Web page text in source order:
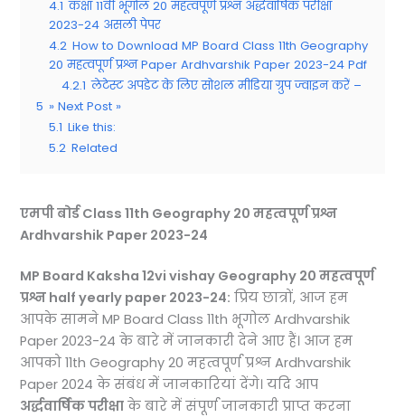
4.1 कक्षा 11वीं भूगोल 20 महत्वपूर्ण प्रश्न अर्द्धवार्षिक परीक्षा
2023-24 असली पेपर
4.2 How to Download MP Board Class 11th Geography
20 महत्वपूर्ण प्रश्न Paper Ardhvarshik Paper 2023-24 Pdf
4.2.1 लेटेस्ट अपडेट के लिए सोशल मीडिया ग्रुप ज्वाइन करें –
5 » Next Post »
5.1 Like this:
5.2 Related
एमपी बोर्डClass 11th Geography 20 महत्वपूर्ण प्रश्न
Ardhvarshik Paper 2023-24
MP Board Kaksha 12vi vishay Geography 20 महत्वपूर्ण
प्रश्न half yearly paper 2023-24: प्रिय छात्रों, आज हम
आपके सामने MP Board Class 11th भूगोल Ardhvarshik
Paper 2023-24 के बारे में जानकारी देने आए हैं। आज हम
आपको 11th Geography 20 महत्वपूर्ण प्रश्न Ardhvarshik
Paper 2024 के संबंध में जानकारियां देंगे। यदि आप
अर्द्धवार्षिक परीक्षा के बारे में संपूर्ण जानकारी प्राप्त करना